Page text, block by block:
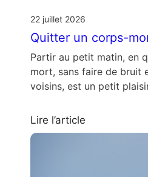
22 juillet 2026
Quitter un corps-
Partir au petit matin, en
mort, sans faire de bruit
voisins, est un petit
Lire l’article